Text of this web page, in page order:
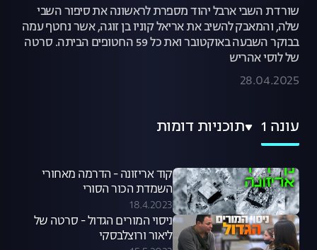
שורדת השבי ארבל יהוד מספרת לראשונה את סיפור השבי
שלה, והמאבק להשיב את אריאל קוניו בן זוגה, אשר נחטף עמה
בבוקר השבעה באוקטובר ואת כל 59 החטופים הביתה. סרטה
של לוסי אהריש
28.04.2025
עונה 1 תוכניות דומות
קוד אריזונה - הדרמה מאחורי
השמדת הכור הסורי
18.4.2023
ניסוי המורים הגדול - סרטה של
ליאור ורוצלבסקי